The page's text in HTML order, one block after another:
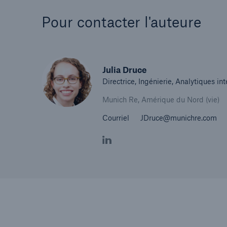
Pour contacter l'auteure
Julia Druce
Directrice, Ingénierie, Analytiques
Munich Re, Amérique du Nord (vie)
Courriel
JDruce@munichre.com